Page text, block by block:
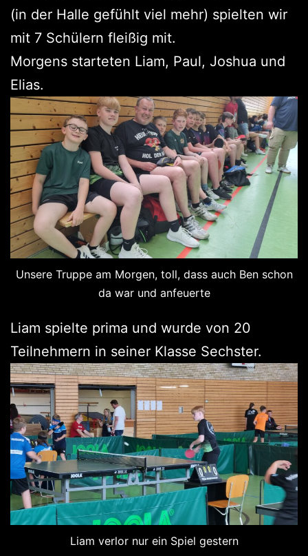
(in der Halle gefühlt viel mehr) spielten wir
mit 7 Schülern fleißig mit.
Morgens starteten Liam, Paul, Joshua und
Elias.
Unsere Truppe am Morgen, toll, dass auch Ben schon
da war und anfeuerte
Liam spielte prima und wurde von 20
Teilnehmern in seiner Klasse Sechster.
Liam verlor nur ein Spiel gestern